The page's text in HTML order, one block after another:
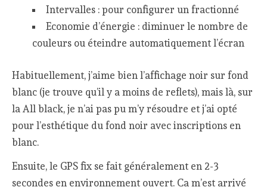
Intervalles : pour configurer un fractionné
Economie d’énergie : diminuer le nombre de
couleurs ou éteindre automatiquement l’écran
Habituellement, j’aime bien l’affichage noir sur fond
blanc (je trouve qu’il y a moins de reflets), mais là, sur
la All black, je n’ai pas pu m’y résoudre et j’ai opté
pour l’esthétique du fond noir avec inscriptions en
blanc.
Ensuite, le GPS fix se fait généralement en 2-3
secondes en environnement ouvert. Ca m’est arrivé